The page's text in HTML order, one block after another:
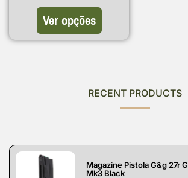
Ver opções
RECENT PRODUCTS
Magazine Pistola G&g 27r
Mk3 Black